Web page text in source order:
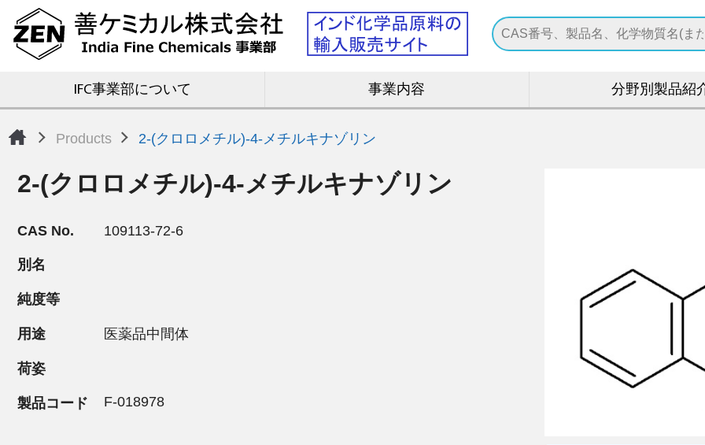
IFC事業部について 事業内容 分野別製品紹
Products 2-(クロロメチル)-4-メチルキナゾリン
2-(クロロメチル)-4-メチルキナゾリン
CAS No. 109113-72-6
別名
純度等
用途 医薬品中間体
荷姿
製品コード F-018978